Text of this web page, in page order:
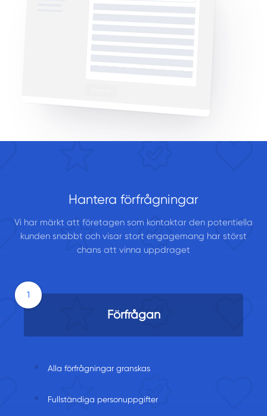
Hantera förfrågningar
Vi har märkt att företagen som kontaktar den potentiella
kunden snabbt och visar stort engagemang har störst
chans att vinna uppdraget
Förfrågan
Alla förfrågningar granskas
Fullständiga personuppgifter